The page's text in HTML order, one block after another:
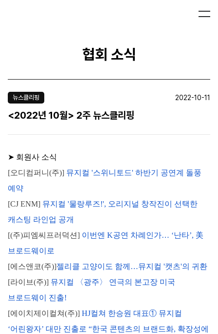
협회 소식
뉴스클리핑 2022-10-11
<2022년 10월> 2주 뉴스클리핑
➤ 회원사 소식
[오디컴퍼니(주)] 뮤지컬 '스위니토드' 하반기 공연계 돌풍
예약
[CJ ENM] 뮤지컬 '물랑루즈!', 오리지널 창작진이 선택한
캐스팅 라인업 공개
[(주)피엠씨프러덕션] 이번엔 K공연 차례인가… ‘난타’, 美
브로드웨이로
[에스앤코(주)]젤리클 고양이도 함께…뮤지컬 '캣츠'의 귀환
[라이브(주)] 뮤지컬 〈광주〉 연극의 본고장 미국
브로드웨이 진출!
[에이치제이컬쳐(주)] HJ컬쳐 한승원 대표① 뮤지컬
‘어린왕자’ 대만 진출로 “한국 콘텐츠의 브랜드화, 확장성에